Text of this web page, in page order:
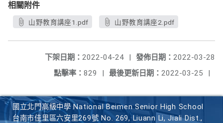
相關附件
山野教育講座1.pdf 山野教育講座2.pdf
發佈日期： 2022-03-28
下架日期： 2022-04-24
|
最後更新日期： 2022-03-25 |
點擊率： 829 |
國立北門高級中學 National Beimen Senior High School
台南市佳里區六安里269號 No. 269, Liuann Li, Jiali Dist.,